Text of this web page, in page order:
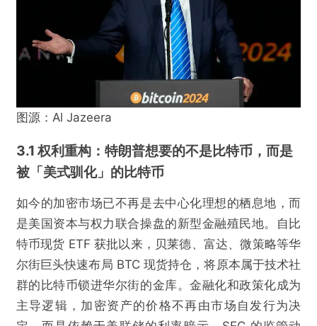
图源：Al Jazeera
3.1 权利重构：特朗普想要的不是比特币，而是
被「美式驯化」的比特币
如今的加密市场已不再是去中心化理想的栖息地，而
是美国资本与权力联合操盘的新型金融殖民地。自比
特币现货 ETF 获批以来，贝莱德、富达、微策略等华
尔街巨头快速布局 BTC 现货持仓，将原本属于技术社
群的比特币锁进华尔街的金库。金融化和政策化成为
主导逻辑，加密资产的价格不再由市场自发行为决